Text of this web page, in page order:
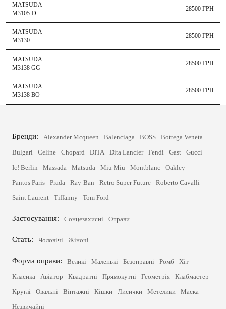
MATSUDA
M3105-D
28500 ГРН
MATSUDA
M3130
28500 ГРН
MATSUDA
M3138 GG
28500 ГРН
MATSUDA
M3138 BO
28500 ГРН
Бренди: Alexander Mcqueen Balenciaga BOSS
Bottega Veneta
Bulgari
Celine Chopard DITA Dita Lancier Fendi Gast
Gucci
Ic! Berlin
Massada Matsuda Miu Miu Montblanc
Oakley
Pantos Paris
Prada Ray-Ban Retro Super Future
Roberto Cavalli
Saint Laurent
Tiffanny Tom Ford
Застосування: Сонцезахисні Оправи
Стать: Чоловічі Жіночі
Форма оправи: Великі Маленькі Безоправні Ромб
Хіт
Класика
Авіатор Квадратні Прямокутні Геометрія
Клабмастер
Круглі
Овальні Вінтажні Кішки Лисички Метелики
Маска
Незвичайні